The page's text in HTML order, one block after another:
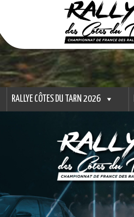
Tarn
RALLYE CÔTES DU TARN 2026